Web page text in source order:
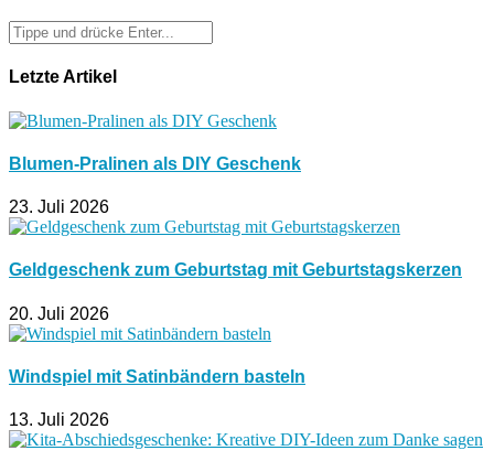
Letzte Artikel
Blumen-Pralinen als DIY Geschenk
23. Juli 2026
Geldgeschenk zum Geburtstag mit Geburtstagskerzen
20. Juli 2026
Windspiel mit Satinbändern basteln
13. Juli 2026